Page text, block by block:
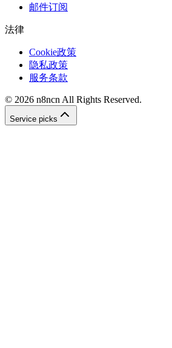
邮件订阅
法律
Cookie政策
隐私政策
服务条款
© 2026 n8ncn All Rights Reserved.
Service picks